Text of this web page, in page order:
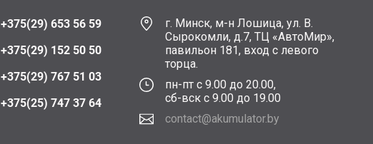
+375(29) 653 56 59
+375(29) 152 50 50
+375(29) 767 51 03
+375(25) 747 37 64
г. Минск, м-н Лошица, ул. В.
Сырокомли, д.7, ТЦ «АвтоМир»,
павильон 181, вход с левого
торца.
пн-пт с 9.00 до 20.00,
сб-вск с 9.00 до 19.00
contact@akumulator.by